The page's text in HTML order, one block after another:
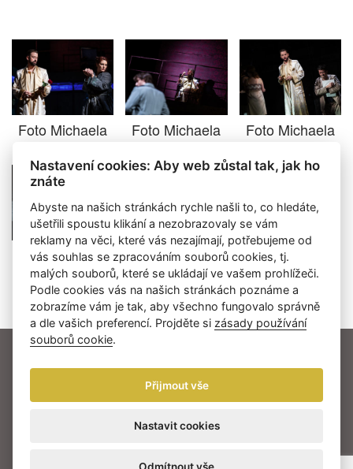
Foto Michaela
Foto Michaela
Foto Michaela
Foto Michaela
Škvrňáková
Foto Michaela
Škvrňáková
AKTUALITY NOMINACE
LAUREÁTI
O CENÁCH THÁLIE
PARTNEŘI
KONTAKT
Nastavení cookies: Aby web zůstal tak, jak ho
znáte
Abyste na našich stránkách rychle našli to, co hledáte,
ušetřili spoustu klikání a nezobrazovaly se vám
reklamy na věci, které vás nezajímají, potřebujeme od
vás souhlas se zpracováním souborů cookies, tj.
malých souborů, které se ukládají ve vašem prohlížeči.
Podle cookies vás na našich stránkách poznáme a
zobrazíme vám je tak, aby všechno fungovalo správně
a dle vašich preferencí. Projděte si zásady používání
souborů cookie.
Přijmout vše
Nastavit cookies